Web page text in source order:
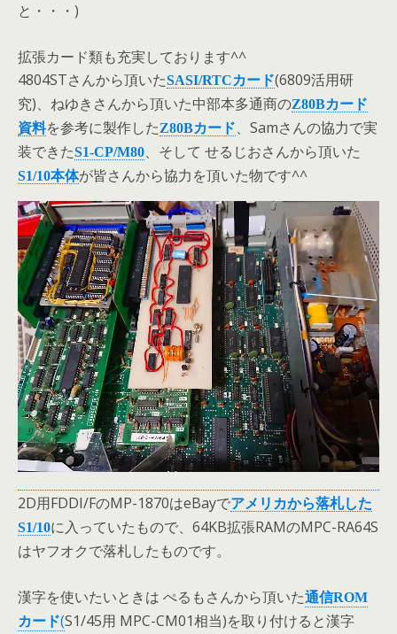
と・・・)
拡張カード類も充実しております^^
4804STさんから頂いたSASI/RTCカード(6809活用研
究)、ねゆきさんから頂いた中部本多通商のZ80Bカード
資料を参考に製作したZ80Bカード、Samさんの協力で実
装できたS1-CP/M80、そして せるじおさんから頂いた
S1/10本体が皆さんから協力を頂いた物です^^
2D用FDDI/FのMP-1870はeBayでアメリカから落札した
S1/10に入っていたもので、64KB拡張RAMのMPC-RA64S
はヤフオクで落札したものです。
漢字を使いたいときは ぺるもさんから頂いた通信ROM
カード(S1/45用 MPC-CM01相当)を取り付けると漢字